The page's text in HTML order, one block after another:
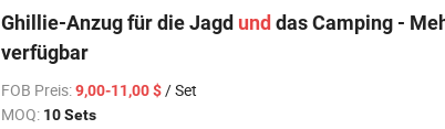
Ghillie-Anzug für die Jagd und das Camping -
verfügbar
FOB Preis:9,00-11,00 $/ Set
MOQ: 10 Sets